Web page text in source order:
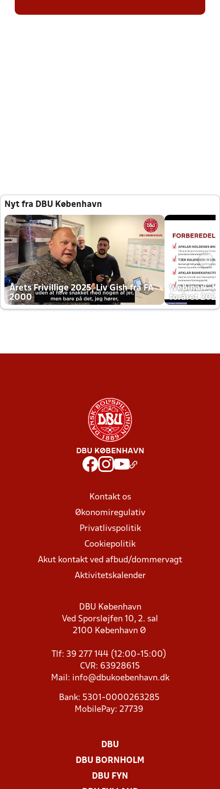
Nyt fra DBU København
Årets Frivillige 2025, Liv Gish fra FA
2000
Webinar -
foråret
DBU KØBENHAVN
Kontakt os
Økonomiregulativ
Privatlivspolitik
Cookiepolitik
Akut kontakt ved afbud/dommervagt
Aktivitetskalender
DBU København
Ved Sporsløjfen 10, 2. sal
2100 København Ø
Tlf: 39 277 144 (12:00-15:00)
CVR: 63928615
Mail: info@dbukoebenhavn.dk
Bank: 5301-0000263285
MobilePay: 27739
DBU
DBU BORNHOLM
DBU FYN